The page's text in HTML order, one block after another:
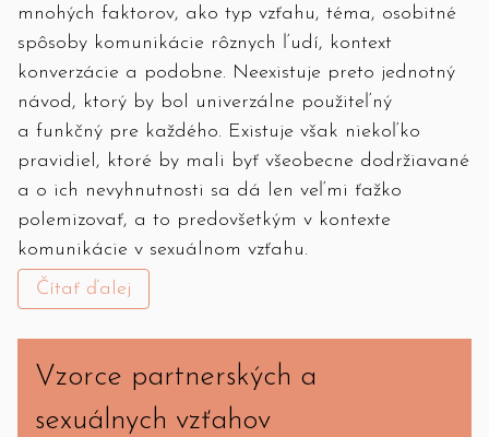
mnohých faktorov, ako typ vzťahu, téma, osobitné
spôsoby komunikácie rôznych ľudí, kontext
konverzácie a podobne. Neexistuje preto jednotný
návod, ktorý by bol univerzálne použiteľný
a funkčný pre každého. Existuje však niekoľko
pravidiel, ktoré by mali byť všeobecne dodržiavané
a o ich nevyhnutnosti sa dá len veľmi ťažko
polemizovať, a to predovšetkým v kontexte
komunikácie v sexuálnom vzťahu.
Čítať ďalej
Vzorce partnerských a
sexuálnych vzťahov